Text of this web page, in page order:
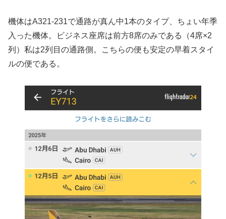
機体はA321-231で通路が真ん中1本のタイプ、ちょい年季
入った機体。ビジネス座席は前方8席のみである（4席×2
列）私は2列目の通路側。こちらの便も安定の早着スタイ
ルの便である。